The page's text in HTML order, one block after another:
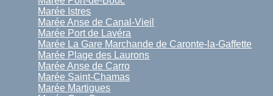
Marée Istres
Marée Anse de Canal-Vieil
Marée Port de Lavéra
Marée La Gare Marchande de Caronte-la-Gaffette
Marée Plage des Laurons
Marée Anse de Carro
Marée Saint-Chamas
Marée Martigues